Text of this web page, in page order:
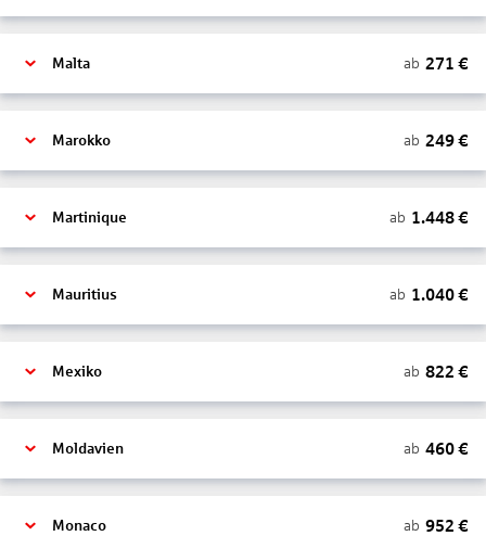
Malta ab 271 €
Marokko ab 249€
Martinique ab 1.448€
Mauritius ab 1.040€
Mexiko ab 822 €
Moldavien ab 460€
Monaco ab 952 €